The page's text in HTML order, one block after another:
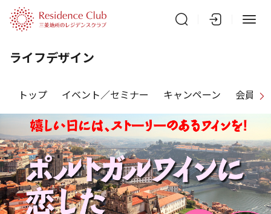
ライフデザイン
トップ イベント／セミナー キャンペーン 会員特